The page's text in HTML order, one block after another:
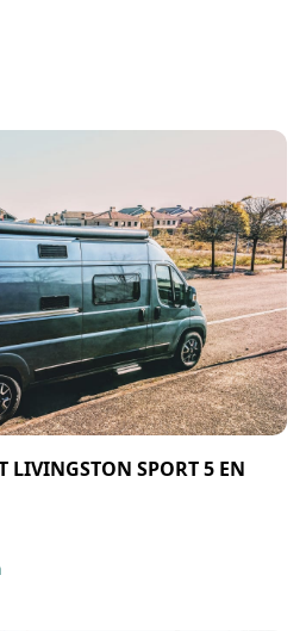
LIVINGSTON SPORT 5 EN